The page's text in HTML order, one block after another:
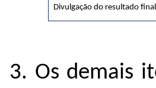
Divulgação do resultado
3. Os demais